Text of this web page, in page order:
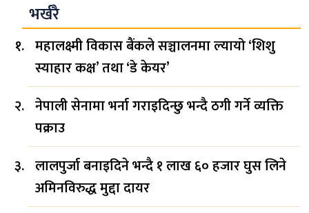
भर्खरै
महालक्ष्मी विकास बैंकले सञ्चालनमा ल्यायो ‘शिशु
स्याहार कक्ष’ तथा ‘डे केयर’
नेपाली सेनामा भर्ना गराइदिन्छु भन्दै ठगी गर्ने व्यक्ति
पक्राउ
लालपुर्जा बनाइदिने भन्दै १ लाख ६० हजार घुस लिने
अमिनविरुद्ध मुद्दा दायर